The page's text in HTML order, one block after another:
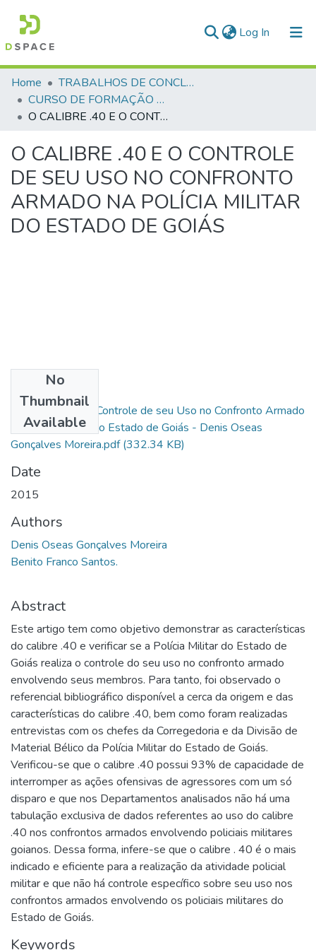
Log In (current)
Communities & Collections
All of DSpace
Home
TRABALHOS DE CONCLUSÃO DE CURSO - CFO (CURSO DE FORMAÇÃO DE OFICIAIS)
CURSO DE FORMAÇÃO DE OFICIAIS - 42ª TURMA CFO – ASPIRANTES - 2015
O CALIBRE .40 E O CONTROLE DE SEU USO NO CONFRONTO ARMADO NA POLÍCIA MILITAR DO ESTADO DE GOIÁS
O CALIBRE .40 E O CONTROLE
DE SEU USO NO CONFRONTO
ARMADO NA POLÍCIA MILITAR
DO ESTADO DE GOIÁS
No
Thumbnail
Available
O Calibre .40 e o Controle de seu Uso no Confronto Armado
na Polícia Militar do Estado de Goiás - Denis Oseas
Gonçalves Moreira.pdf(332.34 KB)
Date
2015
Authors
Denis Oseas Gonçalves Moreira
Benito Franco Santos.
Abstract
Este artigo tem como objetivo demonstrar as características
do calibre .40 e verificar se a Polícia Militar do Estado de
Goiás realiza o controle do seu uso no confronto armado
envolvendo seus membros. Para tanto, foi observado o
referencial bibliográfico disponível a cerca da origem e das
características do calibre .40, bem como foram realizadas
entrevistas com os chefes da Corregedoria e da Divisão de
Material Bélico da Polícia Militar do Estado de Goiás.
Verificou-se que o calibre .40 possui 93% de capacidade de
interromper as ações ofensivas de agressores com um só
disparo e que nos Departamentos analisados não há uma
tabulação exclusiva de dados referentes ao uso do calibre
.40 nos confrontos armados envolvendo policiais militares
goianos. Dessa forma, infere-se que o calibre . 40 é o mais
indicado e eficiente para a realização da atividade policial
militar e que não há controle específico sobre seu uso nos
confrontos armados envolvendo os policiais militares do
Estado de Goiás.
Keywords